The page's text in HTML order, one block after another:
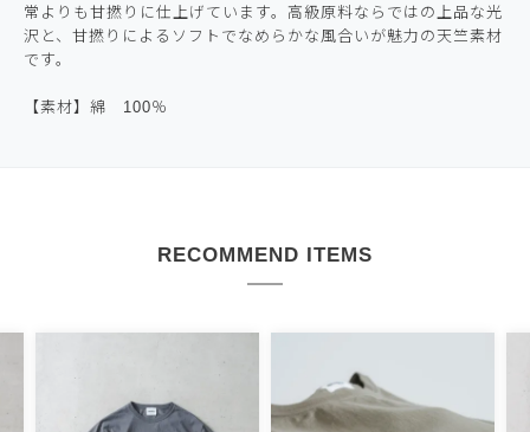
常よりも甘撚りに仕上げています。高級原料ならではの上品な光
沢と、甘撚りによるソフトでなめらかな風合いが魅力の天竺素材
です。
【素材】綿 100％
RECOMMEND ITEMS